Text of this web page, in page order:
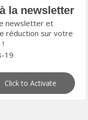
la newsletter
newsletter et
réduction sur votre
19
Click to Activate